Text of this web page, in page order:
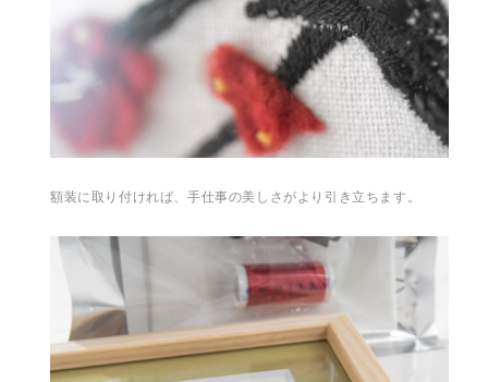
額装に取り付ければ、手仕事の美しさがより引き立ちます。